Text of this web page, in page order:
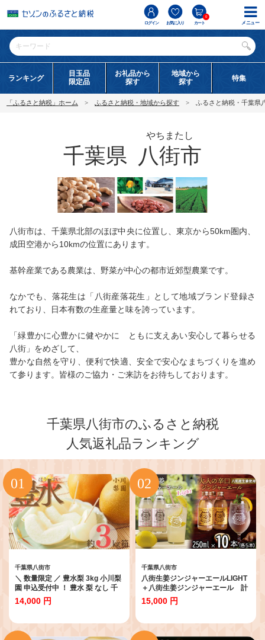
ログイン お気に入り カート
0
ランキング
目玉品
限定品
お礼品から
探す
地域から
探す
特集
「ふるさと納税」ホーム ふるさと納税・地域から探す ふるさと納税・千葉県
千葉県 八街市
やちまたし
八街市は、千葉県北部のほぼ中央に位置し、東京から50km圏内、
成田空港から10kmの位置にあります。
基幹産業である農業は、野菜が中心の都市近郊型農業です。
なかでも、落花生は「八街産落花生」として地域ブランド登録さ
れており、日本有数の生産量と味を誇っています。
「緑豊かに心豊かに健やかに ともに支えあい安心して暮らせる
八街」をめざして、
豊かな自然を守り、便利で快適、安全で安心なまちづくりを進め
て参ります。皆様のご協力・ご来訪をお待ちしております。
千葉県八街市のふるさと納税
人気返礼品ランキング
千葉県八街市
＼ 数量限定 ／ 豊水梨 3kg 小川梨
園 申込受付中 ！ 豊水 梨 なし 千
葉県 千葉なし 梨豊水 9月発送 先
行予約
14,000 円
千葉県八街市
八街生姜ジンジャーエールLIGHT
＋八街生姜ジンジャーエール 計
10本セット ジンジャーエール 生
姜 八街 ジュース ジンジャー 瓶 ビ
濃厚 飲料 炭酸 炭酸飲料 生姜 国産
贈答用 千葉
15,000 円
メニュー